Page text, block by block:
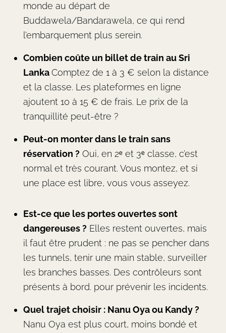
monde au départ de
Buddawela/Bandarawela, ce qui rend
l’embarquement plus serein.
Combien coûte un billet de train au Sri
LankaComptez de 1 à 3 € selon la distance
et la classe. Les plateformes en ligne
ajoutent 10 à 15 € de frais. Le prix de la
tranquillité peut-être ?
Peut-on monter dans le train sans
réservation ? Oui, en 2ᵉ et 3ᵉ classe, c’est
normal et très courant. Vous montez, et si
une place est libre, vous vous asseyez.
Est-ce que les portes ouvertes sont
dangereuses ? Elles restent ouvertes, mais
il faut être prudent : ne pas se pencher dans
les tunnels, tenir une main stable, surveiller
les branches basses. Des contrôleurs sont
présents à bord. pour prévenir les incidents.
Quel trajet choisir : Nanu Oya ou Kandy ?
Nanu Oya est plus court, moins bondé et